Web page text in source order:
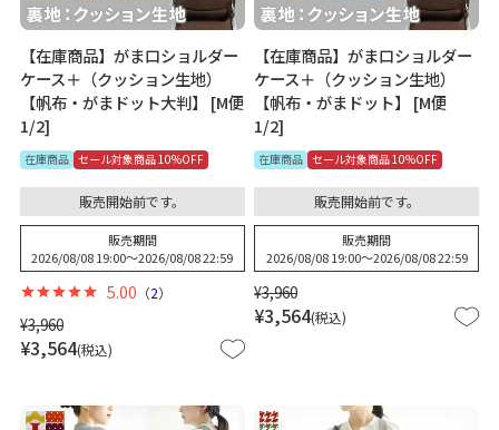
【在庫商品】がま口ショルダー
ケース＋（クッション生地）
【帆布・がまドット大判】 [M便
1/2]
在庫商品 セール対象商品 10%OFF
¥3,960
¥3,564 税込
販売開始前です。
販売期間
2026/08/08 19:00〜2026/08/08 22:59
5.00 （2）
【在庫商品】がま口ショルダー
ケース＋（クッション生地）
【帆布・がまドット】 [M便
1/2]
在庫商品 セール対象商品 10%OFF
¥3,960
¥3,564 税込
販売開始前です。
販売期間
2026/08/08 19:00〜2026/08/08 22:59